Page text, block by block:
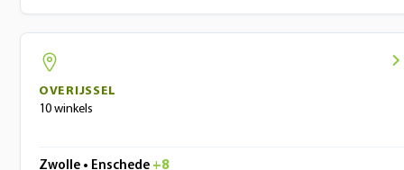
OVERIJSSEL
10 winkels
Zwolle • Enschede +8